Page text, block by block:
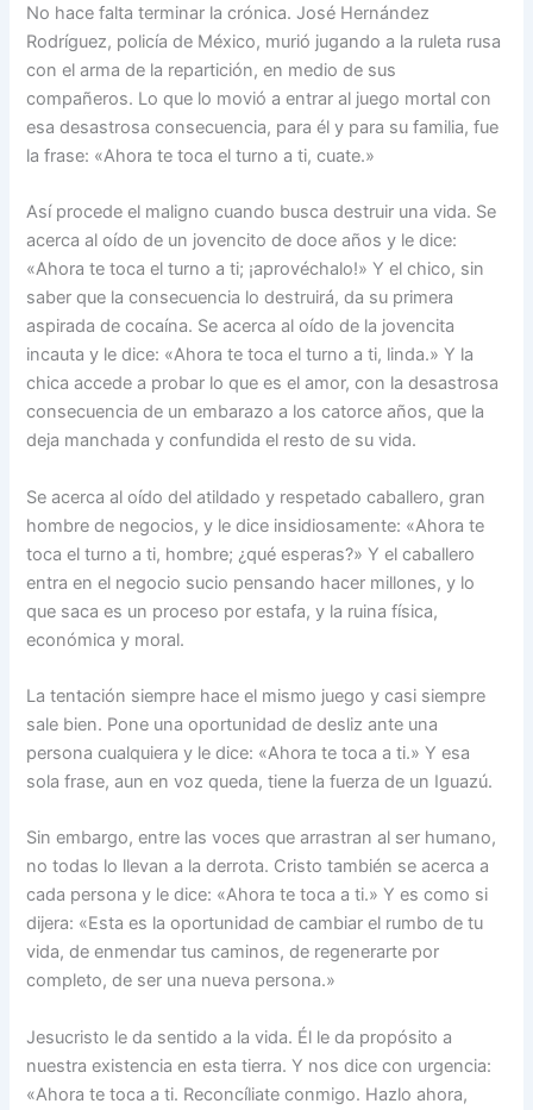
No hace falta terminar la crónica. José Hernández
Rodríguez, policía de México, murió jugando a la ruleta rusa
con el arma de la repartición, en medio de sus
compañeros. Lo que lo movió a entrar al juego mortal con
esa desastrosa consecuencia, para él y para su familia, fue
la frase: «Ahora te toca el turno a ti, cuate.»
Así procede el maligno cuando busca destruir una vida. Se
acerca al oído de un jovencito de doce años y le dice:
«Ahora te toca el turno a ti; ¡aprovéchalo!» Y el chico, sin
saber que la consecuencia lo destruirá, da su primera
aspirada de cocaína. Se acerca al oído de la jovencita
incauta y le dice: «Ahora te toca el turno a ti, linda.» Y la
chica accede a probar lo que es el amor, con la desastrosa
consecuencia de un embarazo a los catorce años, que la
deja manchada y confundida el resto de su vida.
Se acerca al oído del atildado y respetado caballero, gran
hombre de negocios, y le dice insidiosamente: «Ahora te
toca el turno a ti, hombre; ¿qué esperas?» Y el caballero
entra en el negocio sucio pensando hacer millones, y lo
que saca es un proceso por estafa, y la ruina física,
económica y moral.
La tentación siempre hace el mismo juego y casi siempre
sale bien. Pone una oportunidad de desliz ante una
persona cualquiera y le dice: «Ahora te toca a ti.» Y esa
sola frase, aun en voz queda, tiene la fuerza de un Iguazú.
Sin embargo, entre las voces que arrastran al ser humano,
no todas lo llevan a la derrota. Cristo también se acerca a
cada persona y le dice: «Ahora te toca a ti.» Y es como si
dijera: «Esta es la oportunidad de cambiar el rumbo de tu
vida, de enmendar tus caminos, de regenerarte por
completo, de ser una nueva persona.»
Jesucristo le da sentido a la vida. Él le da propósito a
nuestra existencia en esta tierra. Y nos dice con urgencia:
«Ahora te toca a ti. Reconcíliate conmigo. Hazlo ahora,